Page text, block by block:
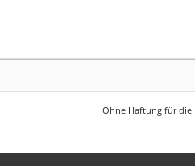
Ohne Haftung für die